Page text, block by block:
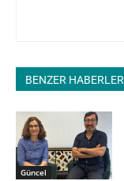
BENZER HABERLER
Güncel